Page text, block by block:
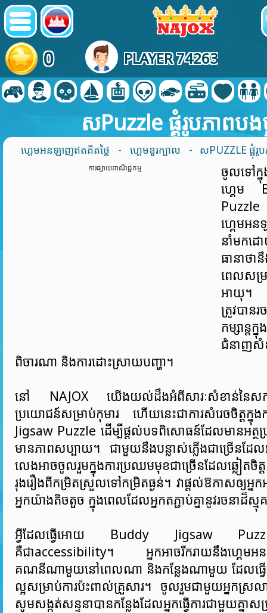
0 PLAYER 74263
សPuzzle ផ្គុំរូបភាពបង
ហ្គេមអនឡាញឥតគិតថ្លៃ - ហ្គេមខួរក្បាល - សPUZZLE ផ្គុំរូប
ការផ្សាយពាណិជ្ជកម្ម
ចូលទៅក្នុ
ហ្គេម
ហ្គេមអន
នាំមកដ
ធានាថា
ពេលសម្រ
អាយុ។ ប្
ត្រូវបាន
កម្សាន្ត
ជំនាញសំ
ពិចារណា និងការដោះស្រាយបញ្ហា។
នៅ NAJOX យើងយល់ដឹងអំពីសារៈសំខាន់នៃសកម្
ប្រយោជន៍សម្រាប់កុមារ ហើយនេះជាការសំរេចចិត្តក្នុ
Jigsaw Puzzle ដើម្បីផ្តល់បទពិសោធន៍ដែលមានអត្ថ
មានភាពសប្បាយ។ ជាមួយនឹងបន្លាស់ភ្លើងជាច្រើនដែ
លេងអាចចូលរួមក្នុងការប្រឈមមុខជាច្រើនដែលឆ្លៀតចិ
រុងរឿងពីកម្រិតស្រួលទៅកម្រិតធ្ងន់។ វាផ្តល់ឱកាសឲ្យអ្ន
អ្នកយ៉ាងតិចតួច ក្នុងពេលដែលអ្នកតភ្ជាប់គ្នានូវរចនាដ៏ស្
អ្វីដែលធ្វើអោយ Buddy Jigsaw
គឺជាaccessibility។ អ្នកអាចរីករាយនឹងហ្គេមអន
គណនីណាមួយនៅពេលណា និងកន្លែងណាមួយ ដែលធ្វើ
ល្អសម្រាប់ការប៉ះពាល់គ្រួសារ។ ចូលរួមជាមួយអ្នកស្
សូមសង្កត់សន្ទនាបានកន្លែងដែលអ្នកធ្វើការជាមួយគ្នាស